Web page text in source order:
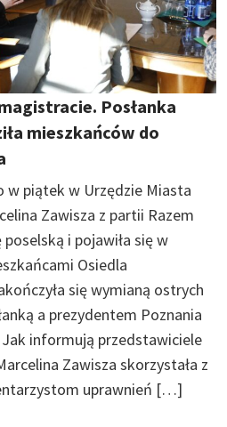
Posłanka
mieszkańców do
w piątek w Urzędzie Miasta
Zawisza z partii Razem
i pojawiła się w
Osiedla
się wymianą ostrych
a prezydentem Poznania
informują przedstawiciele
Zawisza skorzystała z
uprawnień […]